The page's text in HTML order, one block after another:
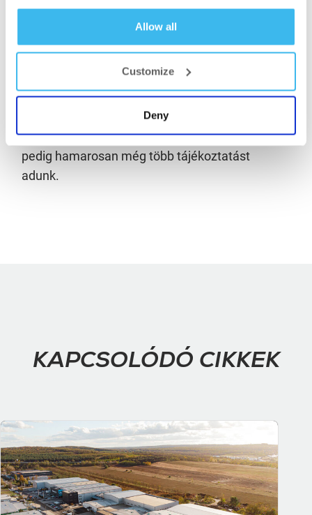
Allow all
Customize
Deny
potenciált, mely mind kereskedelmi, mind
gyártási szempontból előnyös lesz a
BioTechUSA számára” – tette hozzá.
Piaci jelenlétünk folyamatos növelése mellett
gyártási kapacitásainkat is aktívan bővítjük,
ugyanis a közeljövőben Szadán nagyvolumenű
beruházás átadását tervezi cégcsoportunk, erről
pedig hamarosan még több tájékoztatást
adunk.
KAPCSOLÓDÓ CIKKEK